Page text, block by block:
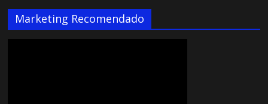
Marketing Recomendado